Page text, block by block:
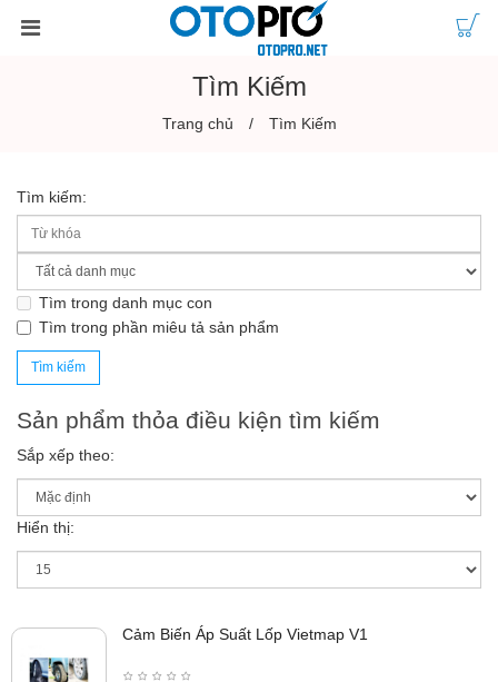
Tìm Kiếm
Trang chủ Tìm Kiếm
Tìm kiếm:
Tìm trong danh mục con
Tìm trong phần miêu tả sản phẩm
Sản phẩm thỏa điều kiện tìm kiếm
Sắp xếp theo:
Hiển thị:
Cảm Biến Áp Suất Lốp Vietmap V1